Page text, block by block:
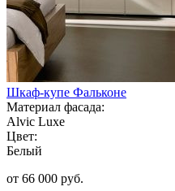
Шкаф-купе Фальконе
Материал фасада:
Alvic Luxe
Цвет:
Белый
от 66 000 руб.